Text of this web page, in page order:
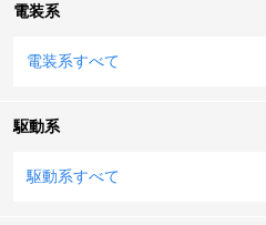
電装系
電装系すべて
駆動系
駆動系すべて